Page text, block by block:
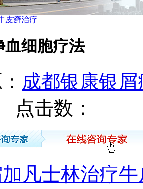
皮癣治疗
血细胞疗法
成都银康银
点击数：
凡士林治疗